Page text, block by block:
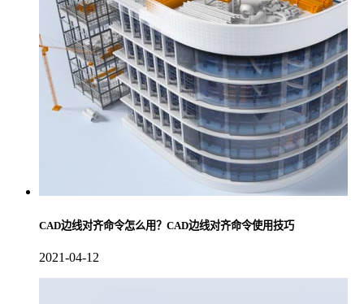
CAD边线对齐命令怎么用？CAD边线对齐命令使用技巧
2021-04-12